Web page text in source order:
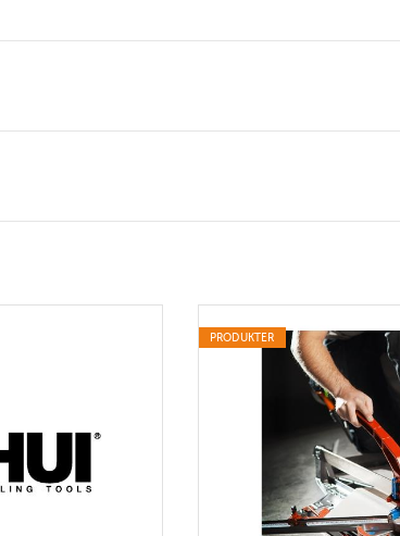
PRODUKTER